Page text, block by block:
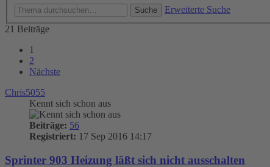
Suche
Erweiterte Suche
21 Beiträge
1
2
Nächste
Chris5055
Kennt sich schon aus
Beiträge: 56
Registriert: 17 Sep 2016 14:17
Sprinter 903 Heizung läßt sich nicht ausschalten